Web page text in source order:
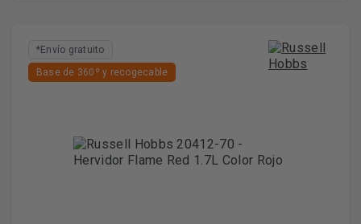
*Envío gratuito
Base de 360º y recogecable